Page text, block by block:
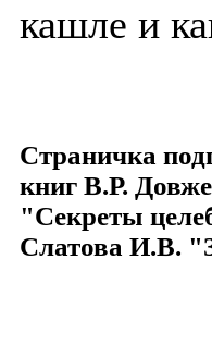
кашле и
Страничка
книг В.Р.
"Секреты
Слатова И.В.